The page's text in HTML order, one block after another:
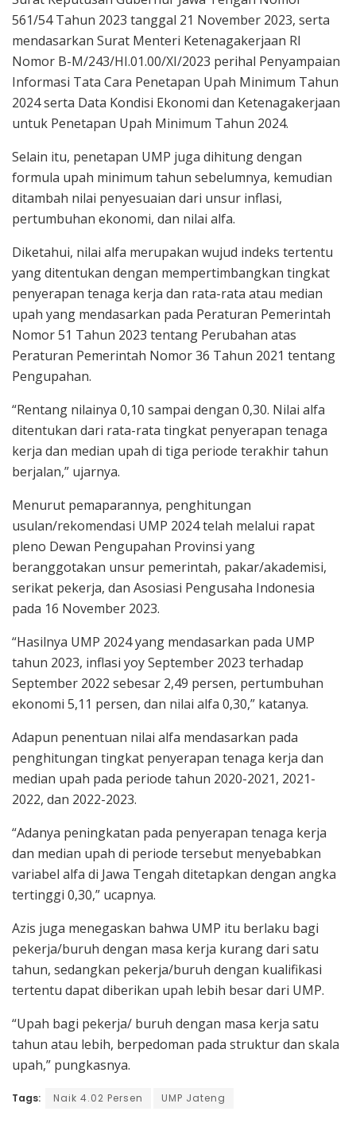
561/54 Tahun 2023 tanggal 21 November 2023, serta
mendasarkan Surat Menteri Ketenagakerjaan RI
Nomor B-M/243/HI.01.00/XI/2023 perihal Penyampaian
Informasi Tata Cara Penetapan Upah Minimum Tahun
2024 serta Data Kondisi Ekonomi dan Ketenagakerjaan
untuk Penetapan Upah Minimum Tahun 2024.
Selain itu, penetapan UMP juga dihitung dengan
formula upah minimum tahun sebelumnya, kemudian
ditambah nilai penyesuaian dari unsur inflasi,
pertumbuhan ekonomi, dan nilai alfa.
Diketahui, nilai alfa merupakan wujud indeks tertentu
yang ditentukan dengan mempertimbangkan tingkat
penyerapan tenaga kerja dan rata-rata atau median
upah yang mendasarkan pada Peraturan Pemerintah
Nomor 51 Tahun 2023 tentang Perubahan atas
Peraturan Pemerintah Nomor 36 Tahun 2021 tentang
Pengupahan.
“Rentang nilainya 0,10 sampai dengan 0,30. Nilai alfa
ditentukan dari rata-rata tingkat penyerapan tenaga
kerja dan median upah di tiga periode terakhir tahun
berjalan,” ujarnya.
Menurut pemaparannya, penghitungan
usulan/rekomendasi UMP 2024 telah melalui rapat
pleno Dewan Pengupahan Provinsi yang
beranggotakan unsur pemerintah, pakar/akademisi,
serikat pekerja, dan Asosiasi Pengusaha Indonesia
pada 16 November 2023.
“Hasilnya UMP 2024 yang mendasarkan pada UMP
tahun 2023, inflasi yoy September 2023 terhadap
September 2022 sebesar 2,49 persen, pertumbuhan
ekonomi 5,11 persen, dan nilai alfa 0,30,” katanya.
Adapun penentuan nilai alfa mendasarkan pada
penghitungan tingkat penyerapan tenaga kerja dan
median upah pada periode tahun 2020-2021, 2021-
2022, dan 2022-2023.
“Adanya peningkatan pada penyerapan tenaga kerja
dan median upah di periode tersebut menyebabkan
variabel alfa di Jawa Tengah ditetapkan dengan angka
tertinggi 0,30,” ucapnya.
Azis juga menegaskan bahwa UMP itu berlaku bagi
pekerja/buruh dengan masa kerja kurang dari satu
tahun, sedangkan pekerja/buruh dengan kualifikasi
tertentu dapat diberikan upah lebih besar dari UMP.
“Upah bagi pekerja/ buruh dengan masa kerja satu
tahun atau lebih, berpedoman pada struktur dan skala
upah,” pungkasnya.
Tags: Naik 4.02 Persen UMP Jateng